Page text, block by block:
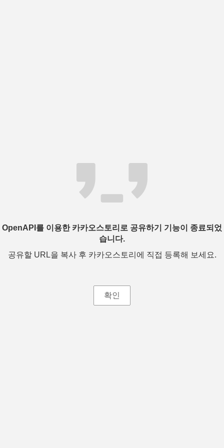
OpenAPI를 이용한 카카오스토리로 공유하기 기능이 종료되었
습니다.
공유할 URL을 복사 후 카카오스토리에 직접 등록해 보세요.
확인